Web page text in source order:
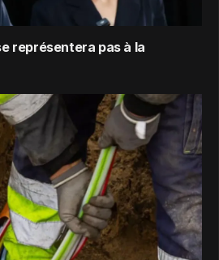
représentera pas à la